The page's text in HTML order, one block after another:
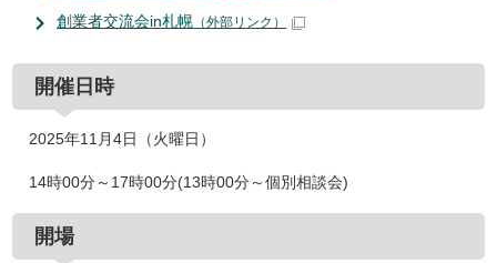
創業者交流会in札幌 （外部リンク）
開催日時
2025年11月4日（火曜日）
14時00分～17時00分(13時00分～個別相談会)
開場